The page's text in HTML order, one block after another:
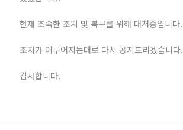
현재 조속한 조치 및 복구를 위해 대처중입니다.
조치가 이루어지는대로 다시 공지드리겠습니다.
감사합니다.